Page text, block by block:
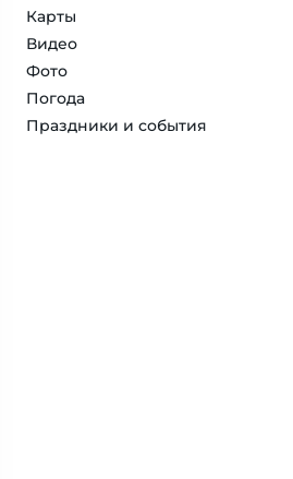
Карты
Видео
Фото
Погода
Праздники и события